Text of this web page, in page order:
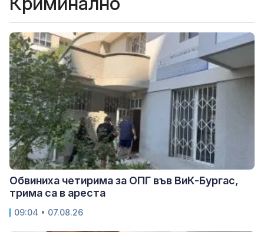
Обвиниха четирима за ОПГ във ВиК-Бургас,
трима са в ареста
09:04 • 07.08.26